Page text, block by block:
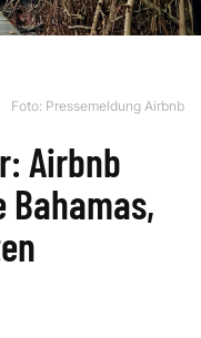
Foto: Pressemeldung Airbnb
Airbnb